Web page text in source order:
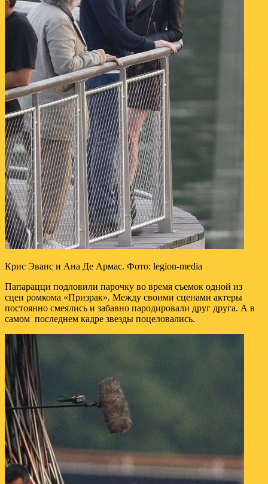
Крис Эванс и Ана Де Армас. Фото: legion-media
Папарацци подловили парочку во время съемок одной из
сцен ромкома «Призрак». Между своими сценами актеры
постоянно смеялись и забавно пародировали друг друга. А в
самом последнем кадре звезды поцеловались.